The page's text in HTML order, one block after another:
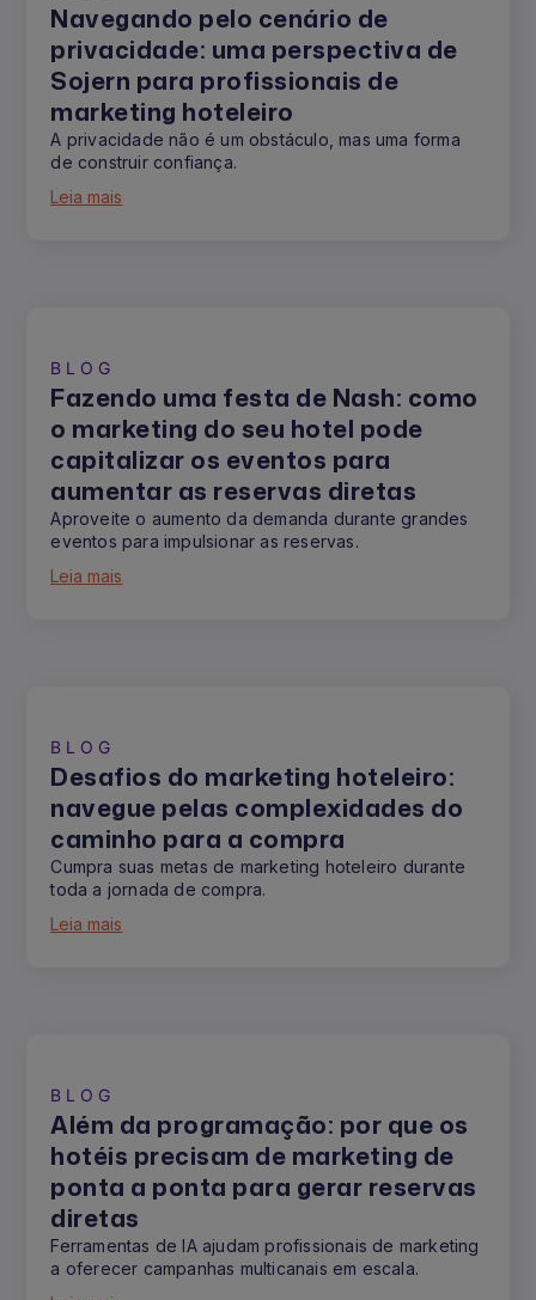
Navegando pelo cenário de
privacidade: uma perspectiva de
Sojern para profissionais de
marketing hoteleiro
A privacidade não é um obstáculo, mas uma forma
de construir confiança.
Leia mais
BLOG
Fazendo uma festa de Nash: como
o marketing do seu hotel pode
capitalizar os eventos para
aumentar as reservas diretas
Aproveite o aumento da demanda durante grandes
eventos para impulsionar as reservas.
Leia mais
BLOG
Desafios do marketing hoteleiro:
navegue pelas complexidades do
caminho para a compra
Cumpra suas metas de marketing hoteleiro durante
toda a jornada de compra.
Leia mais
BLOG
Além da programação: por que os
hotéis precisam de marketing de
ponta a ponta para gerar reservas
diretas
Ferramentas de IA ajudam profissionais de marketing
a oferecer campanhas multicanais em escala.